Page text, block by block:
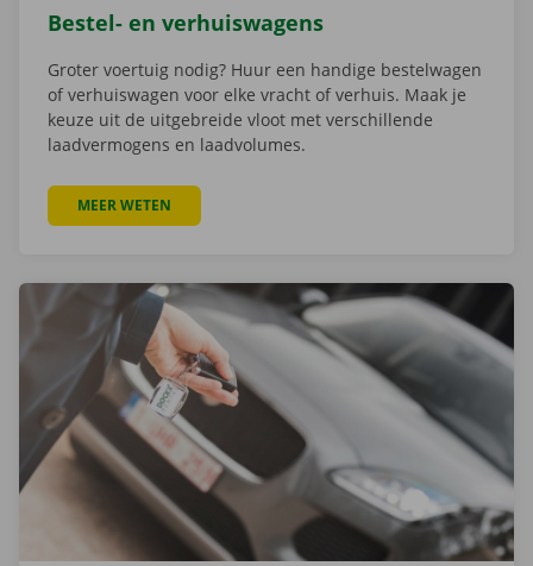
Bestel- en verhuiswagens
Groter voertuig nodig? Huur een handige bestelwagen
of verhuiswagen voor elke vracht of verhuis. Maak je
keuze uit de uitgebreide vloot met verschillende
laadvermogens en laadvolumes.
MEER WETEN